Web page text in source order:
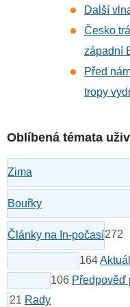
Další
Česko
západní
Před
tropy
Oblíbená témata
Zima
Bouřky
Články na In-počasí272
164
106 Předpověď
21 Rady